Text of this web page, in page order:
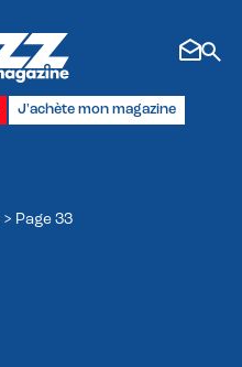
J'achète mon magazine
> Page 33